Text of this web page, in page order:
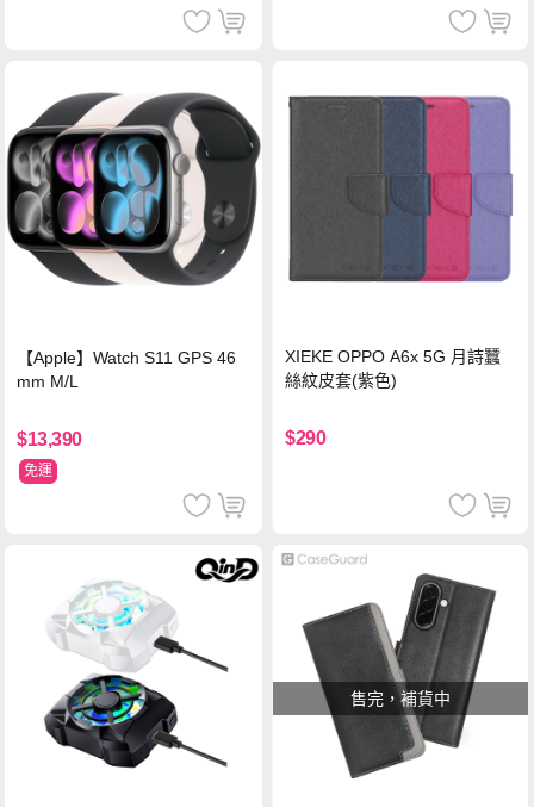
【Apple】Watch S11 GPS 46
mm M/L
$13,390
免運
XIEKE OPPO A6x 5G 月詩蠶
絲紋皮套(紫色)
$290
售完，補貨中